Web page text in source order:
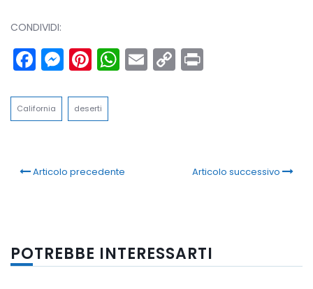
CONDIVIDI:
Facebook
Messenger
Pinterest
WhatsApp
Email
Copy
Link
California deserti
Articolo precedente Articolo successivo
POTREBBE INTERESSARTI